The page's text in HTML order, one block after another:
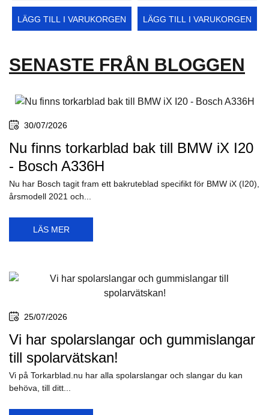
LÄGG TILL I VARUKORGEN LÄGG TILL I VARUKORGEN
SENASTE FRÅN BLOGGEN
30/07/2026
Nu finns torkarblad bak till BMW iX I20
- Bosch A336H
Nu har Bosch tagit fram ett bakruteblad specifikt för BMW iX (I20),
årsmodell 2021 och...
LÄS MER
25/07/2026
Vi har spolarslangar och gummislangar
till spolarvätskan!
Vi på Torkarblad.nu har alla spolarslangar och slangar du kan
behöva, till ditt...